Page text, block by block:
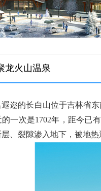
龙火山温泉
遐迩的长白山位于吉林省
的一次是1702年，距今已
、裂隙渗入地下，被地